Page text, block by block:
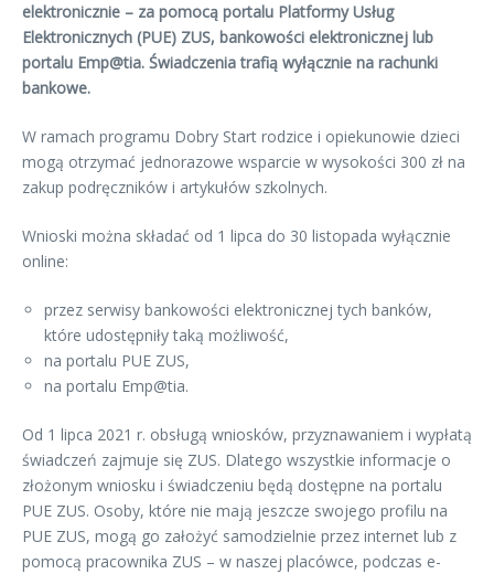
elektronicznie – za pomocą portalu Platformy Usług
Elektronicznych (PUE) ZUS, bankowości elektronicznej lub
portalu Emp@tia. Świadczenia trafią wyłącznie na rachunki
bankowe.
W ramach programu Dobry Start rodzice i opiekunowie dzieci
mogą otrzymać jednorazowe wsparcie w wysokości 300 zł na
zakup podręczników i artykułów szkolnych.
Wnioski można składać od 1 lipca do 30 listopada wyłącznie
online:
przez serwisy bankowości elektronicznej tych banków,
które udostępniły taką możliwość,
na portalu PUE ZUS,
na portalu Emp@tia.
Od 1 lipca 2021 r. obsługą wniosków, przyznawaniem i wypłatą
świadczeń zajmuje się ZUS. Dlatego wszystkie informacje o
złożonym wniosku i świadczeniu będą dostępne na portalu
PUE ZUS. Osoby, które nie mają jeszcze swojego profilu na
PUE ZUS, mogą go założyć samodzielnie przez internet lub z
pomocą pracownika ZUS – w naszej placówce, podczas e-